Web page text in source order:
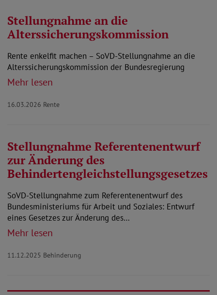
Stellungnahme an die
Alterssicherungskommission
Rente enkelfit machen – SoVD-Stellungnahme an die
Alterssicherungskommission der Bundesregierung
Mehr lesen
16.03.2026 Rente
Stellungnahme Referentenentwurf
zur Änderung des
Behindertengleichstellungsgesetzes
SoVD-Stellungnahme zum Referentenentwurf des
Bundesministeriums für Arbeit und Soziales: Entwurf
eines Gesetzes zur Änderung des…
Mehr lesen
11.12.2025 Behinderung